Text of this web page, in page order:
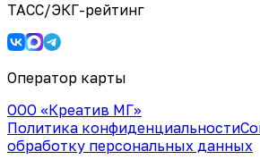
ТАСС/ЭКГ-рейтинг
Оператор карты
ООО «Креатив МГ»
Политика конфиденциальности
обработку персональных данных